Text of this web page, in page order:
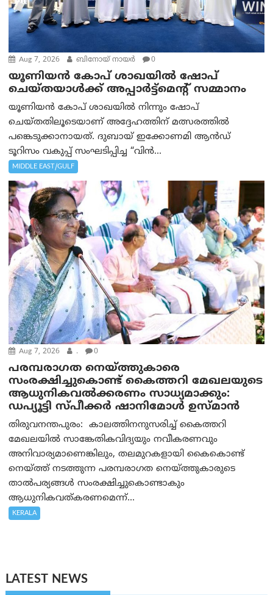
Aug 7, 2026 ബിനോയ് നായര്‍ 0
യൂണിയൻ കോപ് ശാഖയിൽ ഷോപ്
ചെയ്തയാൾക്ക് അപ്പാർട്ട്മെന്റ് സമ്മാനം
യൂണിയൻ കോപ് ശാഖയിൽ നിന്നും ഷോപ്
ചെയ്തതിലൂടെയാണ് അദ്ദേഹത്തിന് മത്സരത്തിൽ
പങ്കെടുക്കാനായത്. ദുബായ് ഇക്കോണമി ആൻഡ്
ടൂറിസം വകുപ്പ് സംഘടിപ്പിച്ച “വിൻ...
MIDDLE EAST/GULF
Aug 7, 2026 . 0
പരമ്പരാഗത നെയ്ത്തുകാരെ
സംരക്ഷിച്ചുകൊണ്ട് കൈത്തറി മേഖലയുടെ
ആധുനികവൽക്കരണം സാധ്യമാക്കും:
ഡപ്യൂട്ടി സ്പീക്കർ ഷാനിമോൾ ഉസ്മാൻ
തിരുവനന്തപുരം: കാലത്തിനനുസരിച്ച് കൈത്തറി
മേഖലയിൽ സാങ്കേതികവിദ്യയും നവീകരണവും
അനിവാര്യമാണെങ്കിലും, തലമുറകളായി കൈകൊണ്ട്
നെയ്ത്ത് നടത്തുന്ന പരമ്പരാഗത നെയ്ത്തുകാരുടെ
താൽപര്യങ്ങൾ സംരക്ഷിച്ചുകൊണ്ടാകും
ആധുനികവത്കരണമെന്ന്...
KERALA
LATEST NEWS